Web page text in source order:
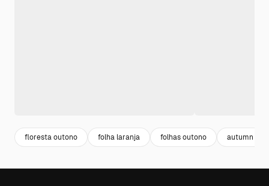
floresta outono folha laranja folhas outono autumn